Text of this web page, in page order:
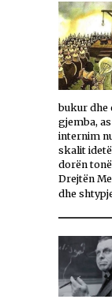
bukur dhe
gjemba,
internim
skalit idetë
dorën
Drejtën
dhe